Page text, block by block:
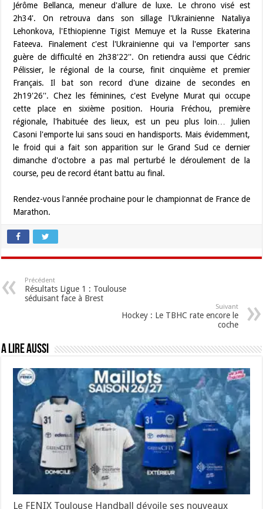
Jérôme Bellanca, meneur d'allure de luxe. Le chrono visé est
2h34'. On retrouva dans son sillage l'Ukrainienne Nataliya
Lehonkova, l'Ethiopienne Tigist Memuye et la Russe Ekaterina
Fateeva. Finalement c'est l'Ukrainienne qui va l'emporter sans
guère de difficulté en 2h38'22''. On retiendra aussi que Cédric
Pélissier, le régional de la course, finit cinquième et premier
Français. Il bat son record d'une dizaine de secondes en
2h19'26''. Chez les féminines, c'est Evelyne Murat qui occupe
cette place en sixième position. Houria Fréchou, première
régionale, l'habituée des lieux, est un peu plus loin… Julien
Casoni l'emporte lui sans souci en handisports. Mais évidemment,
le froid qui a fait son apparition sur le Grand Sud ce dernier
dimanche d'octobre a pas mal perturbé le déroulement de la
course, peu de record étant battu au final.
Rendez-vous l'année prochaine pour le championnat de France de
Marathon.
Précédent
Résultats Ligue 1 : Toulouse
séduisant face à Brest
Suivant
Hockey : Le TBHC rate encore le
coche
A lire aussi
Le FENIX Toulouse Handball dévoile ses nouveaux